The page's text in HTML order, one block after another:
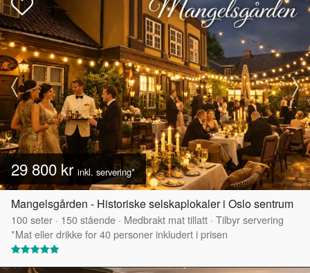
29 800 kr inkl. servering*
Mangelsgården - Historiske selskaplokaler i Oslo sentrum
100seter · 150stående · Medbrakt mat tillatt · Tilbyr servering
*Mat eller drikke for 40 personer inkludert i prisen